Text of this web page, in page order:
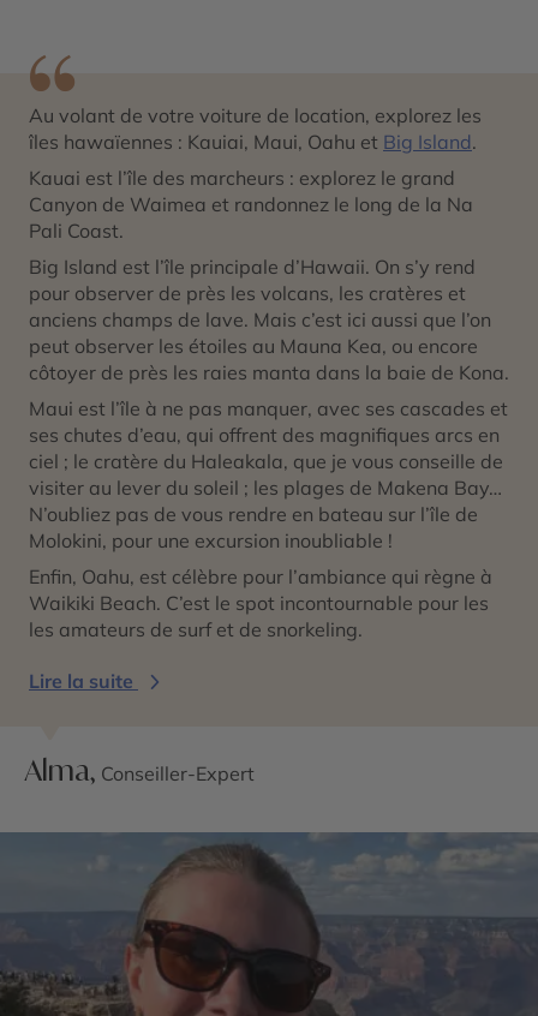
Au volant de votre voiture de location, explorez les
îles hawaïennes : Kauiai, Maui, Oahu et Big Island.
Kauai est l’île des marcheurs : explorez le grand
Canyon de Waimea et randonnez le long de la Na
Pali Coast.
Big Island est l’île principale d’Hawaii. On s’y rend
pour observer de près les volcans, les cratères et
anciens champs de lave. Mais c’est ici aussi que l’on
peut observer les étoiles au Mauna Kea, ou encore
côtoyer de près les raies manta dans la baie de Kona.
Maui est l’île à ne pas manquer, avec ses cascades et
ses chutes d’eau, qui offrent des magnifiques arcs en
ciel ; le cratère du Haleakala, que je vous conseille de
visiter au lever du soleil ; les plages de Makena Bay…
N’oubliez pas de vous rendre en bateau sur l’île de
Molokini, pour une excursion inoubliable !
Enfin, Oahu, est célèbre pour l’ambiance qui règne à
Waikiki Beach. C’est le spot incontournable pour les
les amateurs de surf et de snorkeling.
Lire la suite
Alma, Conseiller-Expert